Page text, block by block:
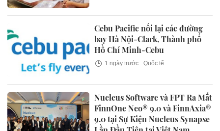
Cebu Pacific nối lại các đường
bay Hà Nội-Clark, Thành phố
Hồ Chí Minh-Cebu
1 ngày trước Quốc tế
Nucleus Software và FPT Ra Mắt
FinnOne Neo® 9.0 và FinnAxia®
9.0 tại Sự Kiện Nucleus Synapse